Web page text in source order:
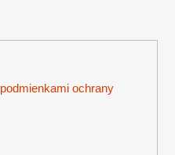
podmienkami ochrany